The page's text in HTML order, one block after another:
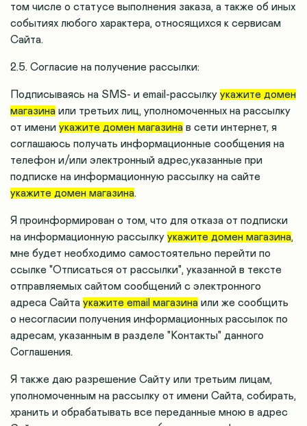
том числе о статусе выполнения заказа, а также об иных
событиях любого характера, относящихся к сервисам
Сайта.
2.5. Согласие на получение рассылки:
Подписываясь на SMS- и email-рассылку укажите домен
магазина или третьих лиц, уполномоченных на рассылку
от имени укажите домен магазина в сети интернет, я
соглашаюсь получать информационные сообщения на
телефон и/или электронный адрес,указанные при
подписке на информационную рассылку на сайте
укажите домен магазина.
Я проинформирован о том, что для отказа от подписки
на информационную рассылку укажите домен магазина,
мне будет необходимо самостоятельно перейти по
ссылке "Отписаться от рассылки", указанной в тексте
отправляемых сайтом сообщений с электронного
адреса Сайта укажите email магазина или же сообщить
о несогласии получения информационных рассылок по
адресам, указанным в разделе "Контакты" данного
Соглашения.
Я также даю разрешение Сайту или третьим лицам,
уполномоченным на рассылку от имени Сайта, собирать,
хранить и обрабатывать все переданные мною в адрес